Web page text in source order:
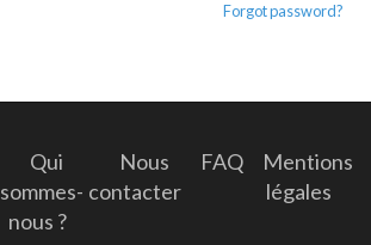
Forgot password?
Qui
sommes-
nous ?
Nous
contacter
FAQ
Mentions
légales